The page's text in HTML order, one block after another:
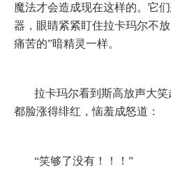
魔法才会造成现在这样的。它
器，眼睛紧紧盯住拉卡玛尔不
痛苦的”暗精灵一样。
拉卡玛尔看到斯高放声大
都脸涨得绯红，恼羞成怒道：
“笑够了没有！！！”